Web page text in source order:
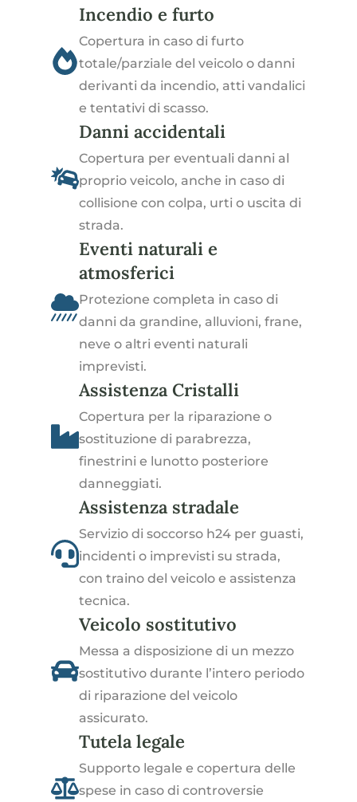
Incendio e furto
Copertura in caso di furto
totale/parziale del veicolo o danni
derivanti da incendio, atti vandalici
e tentativi di scasso.
Danni accidentali
Copertura per eventuali danni al
proprio veicolo, anche in caso di
collisione con colpa, urti o uscita di
strada.
Eventi naturali e
atmosferici
Protezione completa in caso di
danni da grandine, alluvioni, frane,
neve o altri eventi naturali
imprevisti.
Assistenza Cristalli
Copertura per la riparazione o
sostituzione di parabrezza,
finestrini e lunotto posteriore
danneggiati.
Assistenza stradale
Servizio di soccorso h24 per guasti,
incidenti o imprevisti su strada,
con traino del veicolo e assistenza
tecnica.
Veicolo sostitutivo
Messa a disposizione di un mezzo
sostitutivo durante l’intero periodo
di riparazione del veicolo
assicurato.
Tutela legale
Supporto legale e copertura delle
spese in caso di controversie